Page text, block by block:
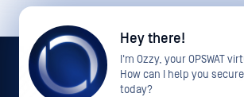
Hey there!
I'm Ozzy, your OPSWAT
How can I help you
today?